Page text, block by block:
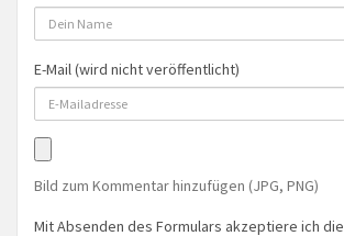
E-Mail (wird nicht veröffentlicht)
Bild zum Kommentar hinzufügen (JPG, PNG)
Mit Absenden des Formulars akzeptiere ich die